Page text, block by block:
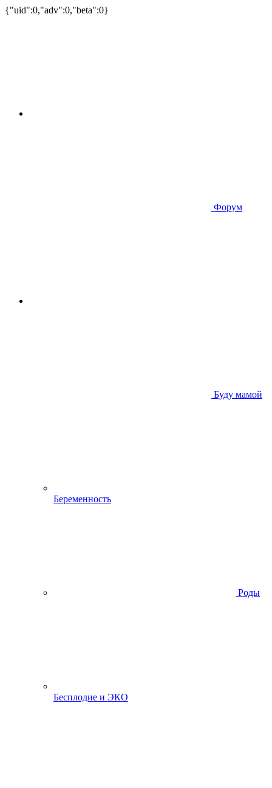
{"uid":0,"adv":0,"beta":0}
Форум
Буду мамой
Беременность
Роды
Бесплодие и ЭКО